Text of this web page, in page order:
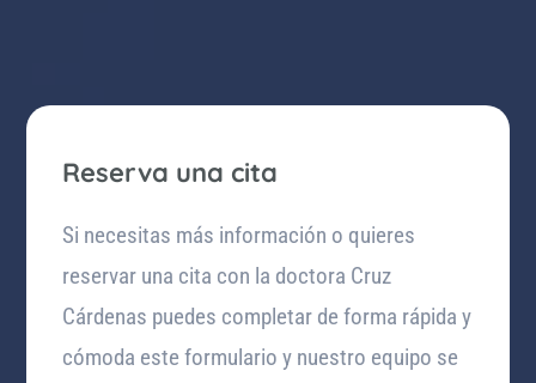
Reserva una cita
Si necesitas más información o quieres
reservar una cita con la doctora Cruz
Cárdenas puedes completar de forma rápida y
cómoda este formulario y nuestro equipo se